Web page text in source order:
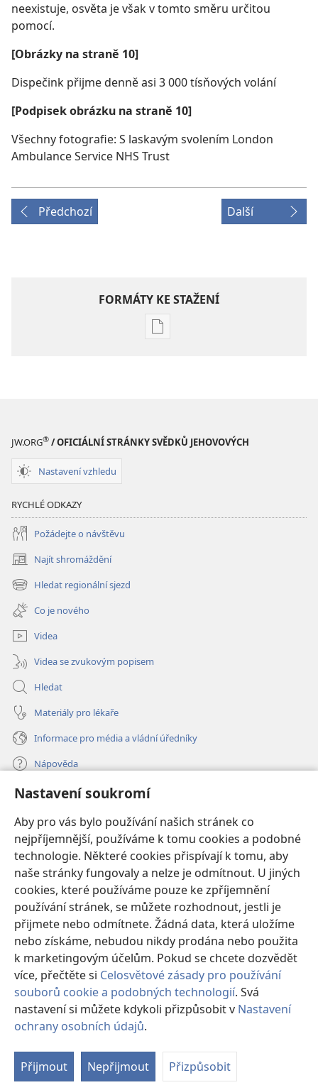
Nastavení soukromí
Aby pro vás bylo používání našich stránek co
nejpříjemnější, používáme k tomu cookies a podobné
technologie. Některé cookies přispívají k tomu, aby
naše stránky fungovaly a nelze je odmítnout. U jiných
cookies, které používáme pouze ke zpříjemnění
používání stránek, se můžete rozhodnout, jestli je
přijmete nebo odmítnete. Žádná data, která uložíme
nebo získáme, nebudou nikdy prodána nebo použita
k marketingovým účelům. Pokud se chcete dozvědět
více, přečtěte si Celosvětové zásady pro používání
souborů cookie a podobných technologií. Svá
nastavení si můžete kdykoli přizpůsobit v Nastavení
ochrany osobních údajů.
Přijmout Nepřijmout Přizpůsobit
neexistuje, osvěta je však v tomto směru určitou
pomocí.
[Obrázky na straně 10]
Dispečink přijme denně asi 3 000 tísňových volání
[Podpisek obrázku na straně 10]
Všechny fotografie: S laskavým svolením London
Ambulance Service NHS Trust
Předchozí Další
FORMÁTY KE STAŽENÍ
Formáty
Březen 2006
JW.ORG® / OFICIÁLNÍ STRÁNKY SVĚDKŮ JEHOVOVÝCH
Nastavení vzhledu
RYCHLÉ ODKAZY
Požádejte o návštěvu
Najít shromáždění
(otevřeno
nové
okno)
Hledat regionální sjezd
(otevřeno
nové
okno)
Co je nového
Videa
Videa se zvukovým popisem
Hledat
Materiály pro lékaře
Informace pro média a vládní úředníky
Nápověda
Dary
nové
okno) ONLINE KNIHOVNA Strážné věže
(otevřeno
nové
okno)JW Hub®
(otevřeno
nové
okno)JW Library
Watchtower Library
Copyright© 2026 Watch Tower Bible and Tract Society of Pennsylvania.
PODMÍNKY POUŽITÍ| OCHRANA SOUKROMÍ
SOUKROMÍ